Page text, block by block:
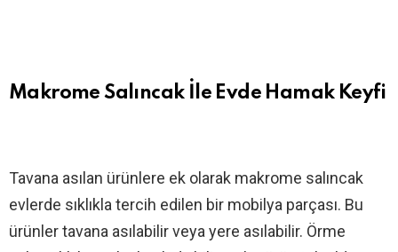
Makrome Salıncak İle Evde Hamak Keyfi
Tavana asılan ürünlere ek olarak makrome salıncak
evlerde sıklıkla tercih edilen bir mobilya parçası. Bu
ürünler tavana asılabilir veya yere asılabilir. Örme